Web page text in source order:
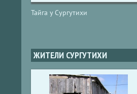
Тайга у Сургутихи
ЖИТЕЛИ СУРГУТИХИ